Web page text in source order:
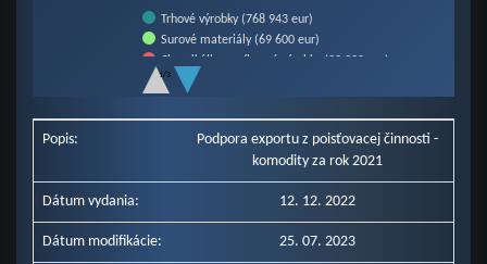
Trhové výrobky (768 943 eur)
Surové materiály (69 600 eur)
Chemikálie a príbuzné výrobky (22 990 eur)
Stroje a prepravné zariadenia (17 946 eur)
Ostatné komodity (8 918 eur)
1/3
Popis:
Podpora exportu z poisťovacej činnosti -
komodity za rok 2021
Dátum vydania: 12. 12. 2022
Dátum modifikácie: 25. 07. 2023